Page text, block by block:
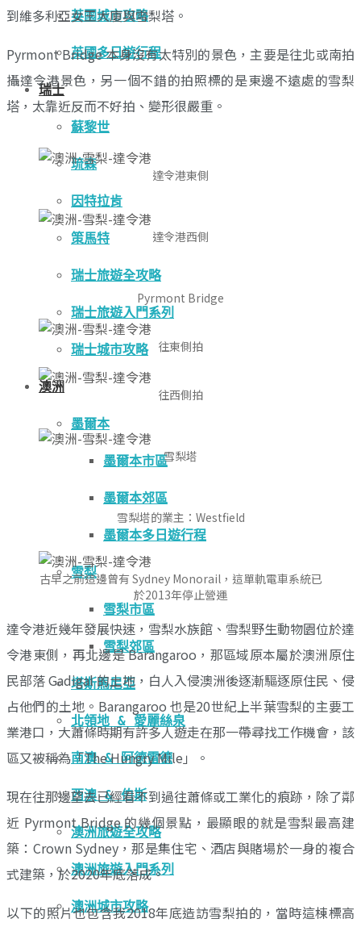
英國城市攻略
英國多日遊行程
瑞士
蘇黎世
琉森
因特拉肯
策馬特
瑞士旅遊全攻略
瑞士旅遊入門系列
瑞士城市攻略
澳洲
墨爾本
墨爾本市區
墨爾本郊區
墨爾本多日遊行程
雪梨
雪梨市區
雪梨郊區
塔斯馬尼亞
北領地 & 愛麗絲泉
南澳 & 阿德雷德
西澳 & 伯斯
澳洲旅遊全攻略
澳洲旅遊入門系列
澳洲城市攻略
到維多利亞女王大廈與雪梨塔。
Pyrmont Bridge 本身沒有太特別的景色，主要是往北或南拍
攝達令港景色，另一個不錯的拍照標的是東邊不遠處的雪梨
塔，太靠近反而不好拍、變形很嚴重。
達令港東側
達令港西側
Pyrmont Bridge
往東側拍
往西側拍
雪梨塔
雪梨塔的業主：Westfield
古早之前這邊曾有 Sydney Monorail，這單軌電車系統已
於2013年停止營運
達令港近幾年發展快速，雪梨水族館、雪梨野生動物園位於達
令港東側，再北邊是 Barangaroo，那區域原本屬於澳洲原住
民部落 Gadigal 的土地，白人入侵澳洲後逐漸驅逐原住民、侵
占他們的土地。Barangaroo 也是20世紀上半葉雪梨的主要工
業港口，大蕭條時期有許多人遊走在那一帶尋找工作機會，該
區又被稱為「The Hungry Mile」。
現在往那邊望去已經看不到過往蕭條或工業化的痕跡，除了鄰
近 Pyrmont Bridge 的幾個景點，最顯眼的就是雪梨最高建
築：Crown Sydney，那是集住宅、酒店與賭場於一身的複合
式建築，於2020年底落成。
以下的照片也包含我2018年底造訪雪梨拍的，當時這棟標高